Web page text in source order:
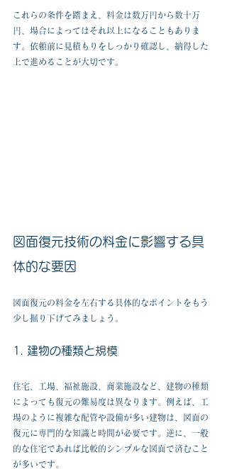
これらの条件を踏まえ、料金は数万円から数十万
円、場合によってはそれ以上になることもありま
す。依頼前に見積もりをしっかり確認し、納得した
上で進めることが大切です。
図面復元技術の料金に影響する具
体的な要因
図面復元の料金を左右する具体的なポイントをもう
少し掘り下げてみましょう。
1. 建物の種類と規模
住宅、工場、福祉施設、商業施設など、建物の種類
によっても復元の難易度は異なります。例えば、工
場のように複雑な配管や設備が多い建物は、図面の
復元に専門的な知識と時間が必要です。逆に、一般
的な住宅であれば比較的シンプルな図面で済むこと
が多いです。